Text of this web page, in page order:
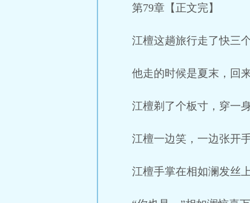
第79章【正文完】
江檀这趟旅行走了快三个
他走的时候是夏末，回
江檀剃了个板寸，穿一
江檀一边笑，一边张开
江檀手掌在相如澜发丝